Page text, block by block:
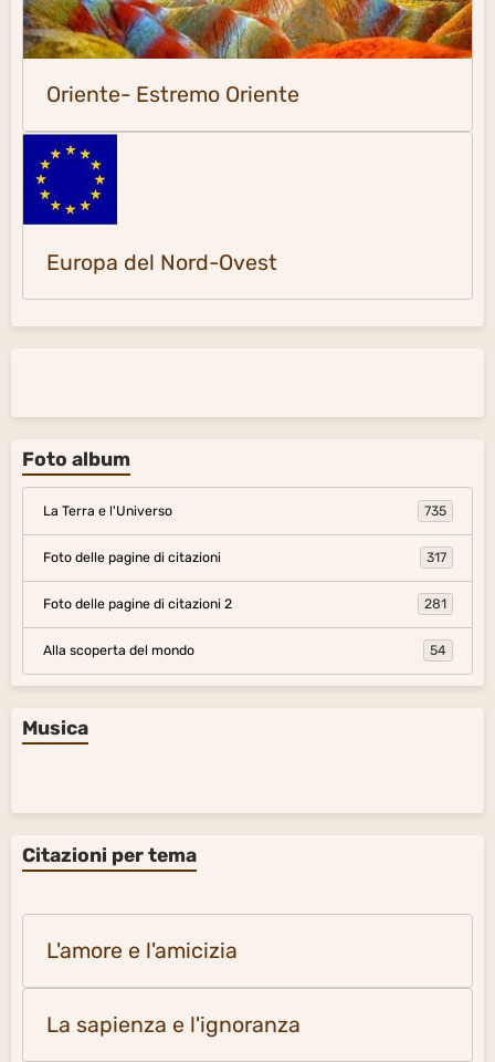
Oriente- Estremo Oriente
Europa del Nord-Ovest
Foto album
La Terra e l'Universo 735
Foto delle pagine di citazioni 317
Foto delle pagine di citazioni 2 281
Alla scoperta del mondo 54
Musica
Citazioni per tema
L'amore e l'amicizia
La sapienza e l'ignoranza